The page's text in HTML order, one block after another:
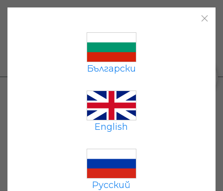
Български
English
Русский
Контакти|
+359 87 677 7191
Системи за обратна осмоза
Гейзер Престиж-2 7.6